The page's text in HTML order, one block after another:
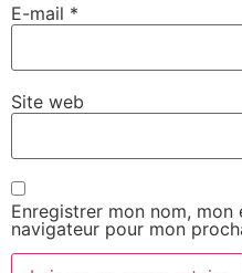
E-mail *
Site web
Enregistrer mon nom,
navigateur pour mon